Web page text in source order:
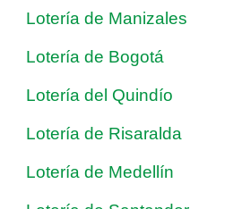
Lotería de Manizales
Lotería de Bogotá
Lotería del Quindío
Lotería de Risaralda
Lotería de Medellín